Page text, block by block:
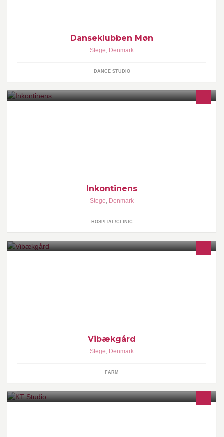
Danseklubben Møn
Stege, Denmark
DANCE STUDIO
Inkontinens
Stege, Denmark
HOSPITAL/CLINIC
Vibækgård
Stege, Denmark
FARM